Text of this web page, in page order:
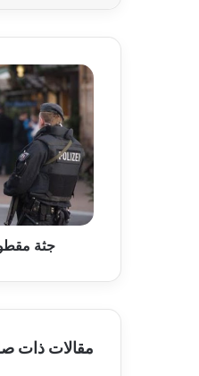
ج
ث
ة
ق
ط
و
ع
ة
ر
ث
جثة
مقالات ذات